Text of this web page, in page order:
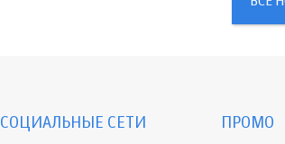
СОЦИАЛЬНЫЕ СЕТИ ПРОМО